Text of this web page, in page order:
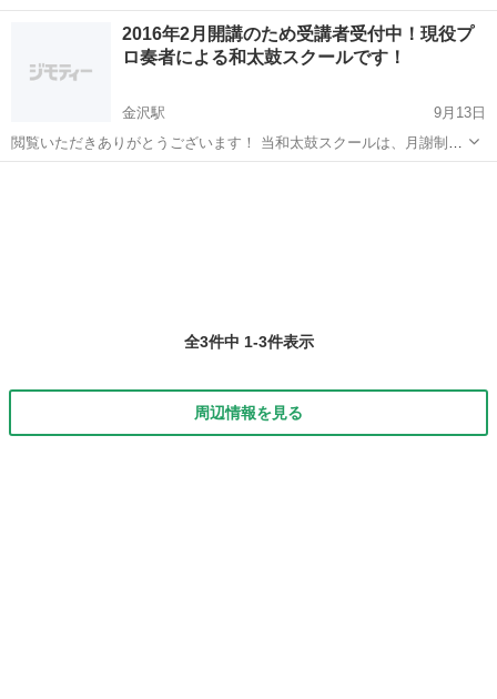
2016年2月開講のため受講者受付中！現役プ
ロ奏者による和太鼓スクールです！
金沢駅
9月13日
閲覧いただきありがとうございます！ 当和太鼓スクールは、月謝制で
はなく飛び込み参加可能（要予約）なオープンクラス制を取り入れて
全3件中 1-3件表示
周辺情報を見る